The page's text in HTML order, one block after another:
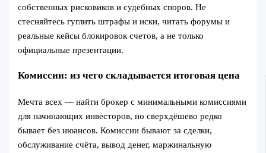
собственных рисковиков и судебных споров. Не
стесняйтесь гуглить штрафы и иски, читать форумы и
реальные кейсы блокировок счетов, а не только
официальные презентации.
Комиссии: из чего складывается итоговая цена
Мечта всех — найти брокер с минимальными комиссиями
для начинающих инвесторов, но сверхдёшево редко
бывает без нюансов. Комиссии бывают за сделки,
обслуживание счёта, вывод денег, маржинальную